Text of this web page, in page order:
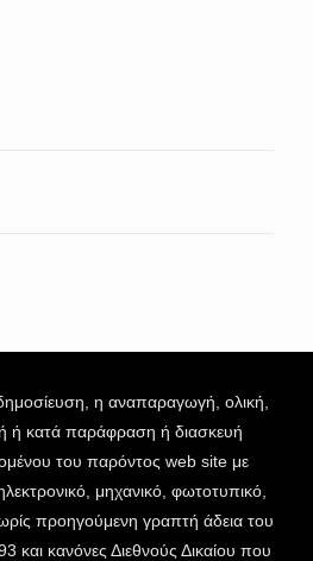
η αναπαραγωγή, ολική,
ή κατά παράφραση ή διασκευή
του παρόντος web site με
μηχανικό, φωτοτυπικό,
προηγούμενη γραπτή άδεια του
και κανόνες Διεθνούς Δικαίου που